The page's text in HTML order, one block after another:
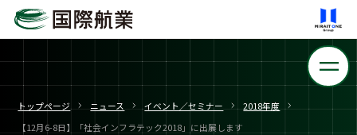
トップページ ニュース イベント／セミナー
2018年度
【12月6-8日】「社会インフラテック2018」に出展します